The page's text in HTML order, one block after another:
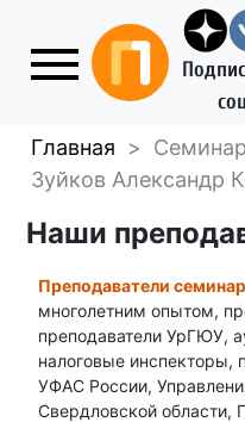
Главная >
Зуйков Александр
Наши
Преподаватели
многолетним опытом,
преподаватели УрГЮУ,
налоговые инспекторы,
УФАС России,
Свердловской области,